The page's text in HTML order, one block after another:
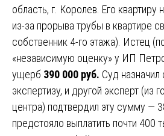
область, г. Королев. Его квартиру
из-за прорыва трубы в квартире
собственник 4-го этажа). Истец
«независимую оценку» у ИП
ущерб 390 000 руб. Суд
экспертизу, и другой эксперт (из
центра) подтвердил эту сумму —
предстояло выплатить почти 400